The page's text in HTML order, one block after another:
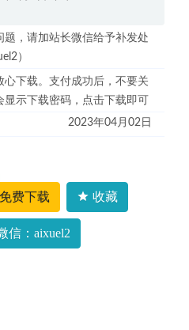
，请加站长微信给予补发处
）
心下载。支付成功后，不要关
示下载密码，点击下载即可
2023年04月02日
费下载 收藏
信：aixuel2
人更爱你 2023-05-19
春季班高考化学二三轮复习视频
学视频教程（暑假班+秋季班）
06-02